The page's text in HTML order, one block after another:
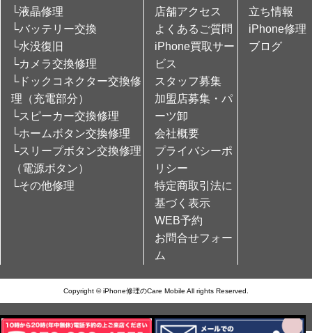
└液晶修理
└バッテリー交換
└水没復旧
└カメラ交換修理
└ドックコネクター交換修
理（充電部分）
└スピーカー交換修理
└ホームボタン交換修理
└スリープボタン交換修理
（電源ボタン）
└その他修理
店舗アクセス
よくあるご質問
iPhone買取サー
ビス
スタッフ募集
加盟店募集・パ
ーツ卸
会社概要
プライバシーポ
リシー
特定商取引法に
基づく表示
WEB予約
お問合せフォー
ム
立ち情報
iPhone修理
ブログ
Copyright © iPhone修理のCare Mobile All rights Reserved.